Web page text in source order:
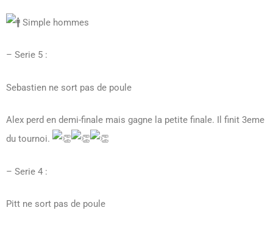
Simple hommes
– Serie 5 :
Sebastien ne sort pas de poule
Alex perd en demi-finale mais gagne la petite finale. Il finit 3eme
du tournoi.
– Serie 4 :
Pitt ne sort pas de poule